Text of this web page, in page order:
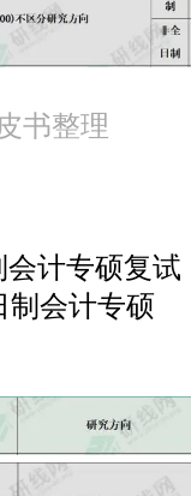
书整理
会计专硕复试
制会计专硕